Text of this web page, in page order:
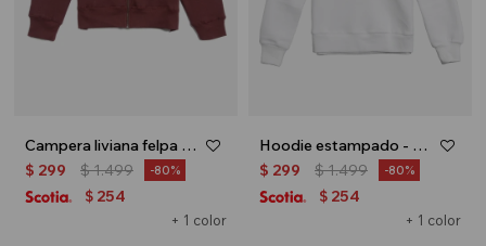
Campera liviana felpa - UNISEX - Bordo
+ 1 color
$ 299 $1.499 80
$ 254
Hoodie estampado - UNISEX - Blanco
+ 1 color
$ 299 $1.499 80
$ 254